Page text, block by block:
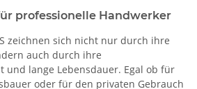
professionelle Handwerker
zeichnen sich nicht nur durch ihre
auch durch ihre
und lange Lebensdauer. Egal ob für
oder für den privaten Gebrauch